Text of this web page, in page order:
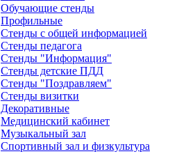
Обучающие стенды
Профильные
Стенды с общей информацией
Стенды педагога
Стенды "Информация"
Стенды детские ПДД
Стенды "Поздравляем"
Стенды визитки
Декоративные
Медицинский кабинет
Музыкальный зал
Спортивный зал и физкультура